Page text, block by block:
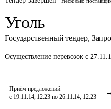
Уголь
Государственный тендер,
Осуществление перевозок с
Приём предложений
с 19.11.14, 12:23 по 26.11.14, 12:23